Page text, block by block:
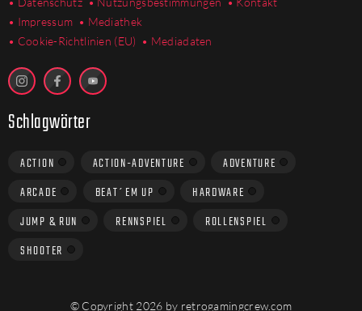
• Impressum • Mediathek
• Cookie-Richtlinien (EU) • Mediadaten
Schlagwörter
ACTION ACTION-ADVENTURE
ADVENTURE
ARCADE
BEAT´EM UP
HARDWARE
JUMP & RUN
RENNSPIEL
ROLLENSPIEL
SHOOTER
© Copyright 2026 by retrogamingcrew.com